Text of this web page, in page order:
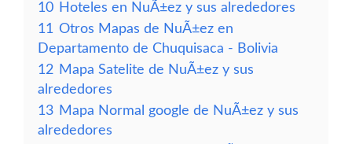
10 Hoteles en NuÃ±ez y sus alrededores
11 Otros Mapas de NuÃ±ez en
Departamento de Chuquisaca - Bolivia
12 Mapa Satelite de NuÃ±ez y sus
alrededores
13 Mapa Normal google de NuÃ±ez y sus
alrededores